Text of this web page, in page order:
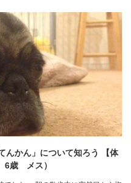
かん」について知ろう 【体
6歳 メス）